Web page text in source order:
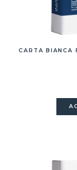
CARTA BIANCA